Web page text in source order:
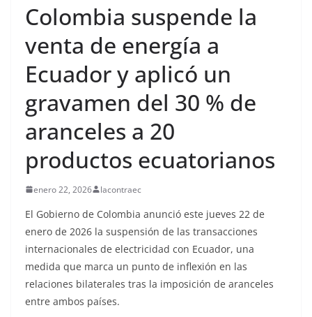
Colombia suspende la
venta de energía a
Ecuador y aplicó un
gravamen del 30 % de
aranceles a 20
productos ecuatorianos
enero 22, 2026 lacontraec
El Gobierno de Colombia anunció este jueves 22 de
enero de 2026 la suspensión de las transacciones
internacionales de electricidad con Ecuador, una
medida que marca un punto de inflexión en las
relaciones bilaterales tras la imposición de aranceles
entre ambos países.